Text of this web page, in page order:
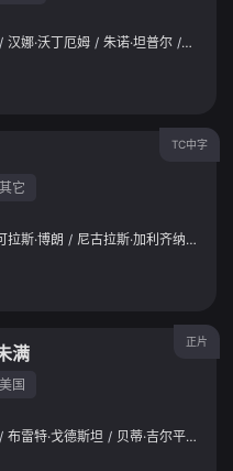
/ 汉娜·沃丁厄姆 / 朱诺·坦普尔 / 布雷特
TC中字
其它
拉斯·博朗 / 尼古拉斯·加利齐纳 /
正片
满
美国
/ 布雷特·戈德斯坦 / 贝蒂·吉尔平 /